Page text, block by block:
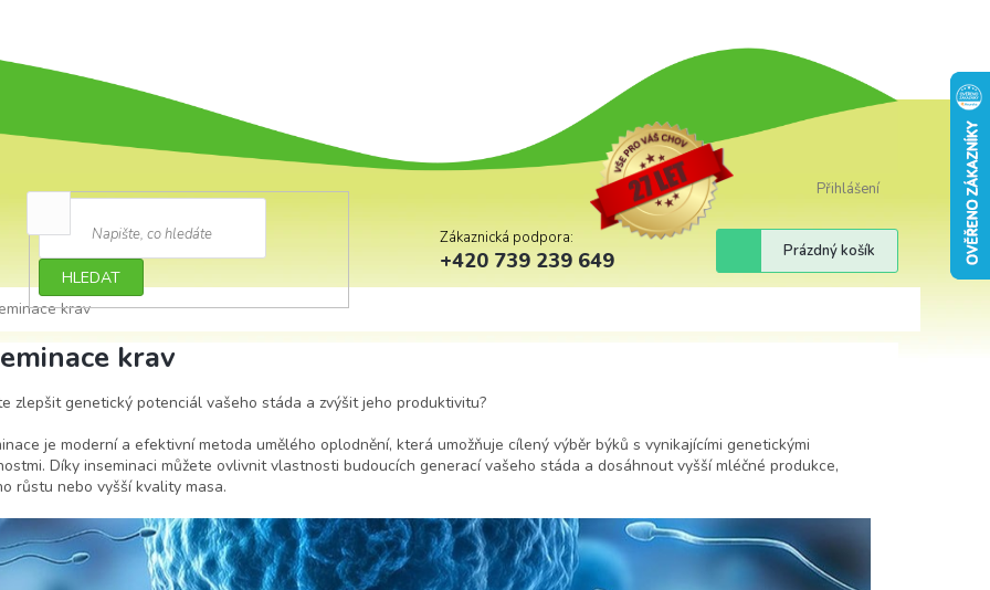
Přihlášení
HLEDAT
Zákaznická podpora:
+420 739 239 649
Nákupní
košík
Prázdný košík
krav
krav
zlepšit genetický potenciál vašeho stáda a zvýšit jeho produktivitu?
je moderní a efektivní metoda umělého oplodnění, která umožňuje cílený výběr býků s vynikajícími genetickými
Díky inseminaci můžete ovlivnit vlastnosti budoucích generací vašeho stáda a dosáhnout vyšší mléčné produkce,
růstu nebo vyšší kvality masa.